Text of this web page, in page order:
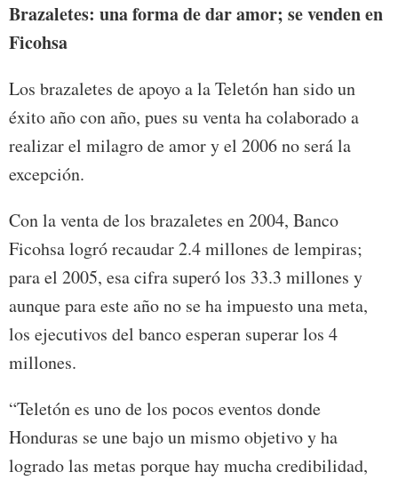
Brazaletes: una forma de dar amor; se venden en
Ficohsa
Los brazaletes de apoyo a la Teletón han sido un
éxito año con año, pues su venta ha colaborado a
realizar el milagro de amor y el 2006 no será la
excepción.
Con la venta de los brazaletes en 2004, Banco
Ficohsa logró recaudar 2.4 millones de lempiras;
para el 2005, esa cifra superó los 33.3 millones y
aunque para este año no se ha impuesto una meta,
los ejecutivos del banco esperan superar los 4
millones.
“Teletón es uno de los pocos eventos donde
Honduras se une bajo un mismo objetivo y ha
logrado las metas porque hay mucha credibilidad,